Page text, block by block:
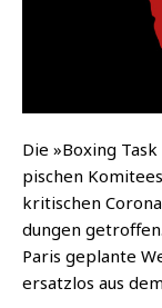
Die »Boxing
pi­schen
kri­ti­schen
dun­gen
Paris geplan­te
ersatz­los aus